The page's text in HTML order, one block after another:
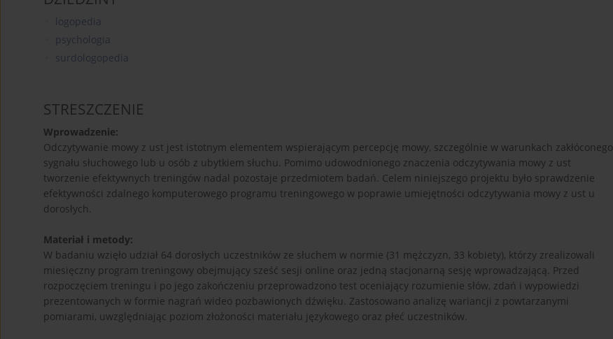
logopedia
psychologia
surdologopedia
STRESZCZENIE
Wprowadzenie:
Odczytywanie mowy z ust jest istotnym elementem wspierającym percepcję mowy, szczególnie w warunkach zakłóconego
sygnału słuchowego lub u osób z ubytkiem słuchu. Pomimo udowodnionego znaczenia odczytywania mowy z ust
tworzenie efektywnych treningów nadal pozostaje przedmiotem badań. Celem niniejszego projektu było sprawdzenie
efektywności zdalnego komputerowego programu treningowego w poprawie umiejętności odczytywania mowy z ust u
dorosłych.
Materiał i metody:
W badaniu wzięło udział 64 dorosłych uczestników ze słuchem w normie (31 mężczyzn, 33 kobiety), którzy zrealizowali
miesięczny program treningowy obejmujący sześć sesji online oraz jedną stacjonarną sesję wprowadzającą. Przed
rozpoczęciem treningu i po jego zakończeniu przeprowadzono test oceniający rozumienie słów, zdań i wypowiedzi
prezentowanych w formie nagrań wideo pozbawionych dźwięku. Zastosowano analizę wariancji z powtarzanymi
pomiarami, uwzględniając poziom złożoności materiału językowego oraz płeć uczestników.